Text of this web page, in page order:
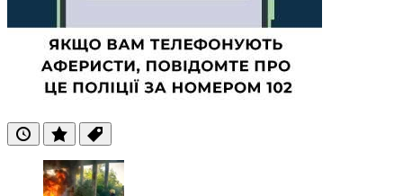
ОстанніПопулярні
Теги